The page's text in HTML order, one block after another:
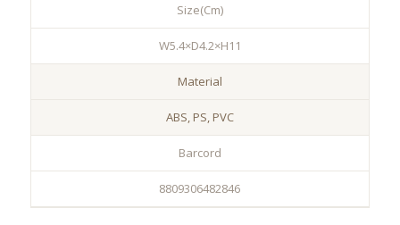
Size(Cm)
W5.4×D4.2×H11
Material
ABS, PS, PVC
Barcord
8809306482846